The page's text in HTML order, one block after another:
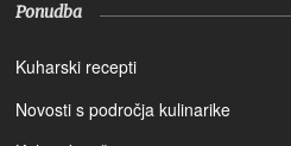
Ponudba
Kuharski recepti
Novosti s področja kulinarike